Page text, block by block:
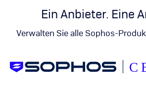
Ein Anbieter. Eine
Verwalten Sie alle Sophos-